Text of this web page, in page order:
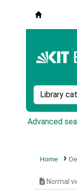
Search
Advanced
Home
Normal